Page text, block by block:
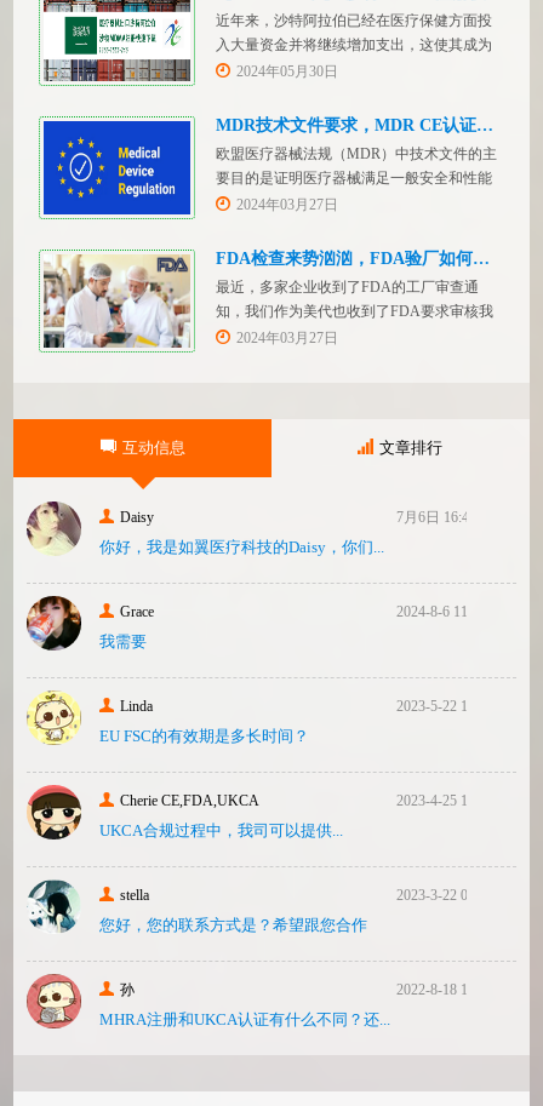
近年来，沙特阿拉伯已经在医疗保健方面投
入大量资金并将继续增加支出，这使其成为
医疗设备制造商感兴趣的市场。然而，想要
管要求，即他们必须在沙特阿拉伯获得其设
务，FDASUNGO全球合规业务版图再添新模
块。F
2024年05月30日
MDR技术文件要求，MDR CE认证办理
欧盟医疗器械法规（MDR）中技术文件的主
要目的是证明医疗器械满足一般安全和性能
要求。无论类别如何，所有医疗设备都必须
有关技术文件的要求。MDR技术文档结构：
2024年03月27日
FDA检查来势汹汹，FDA验厂如何应对？
最近，多家企业收到了FDA的工厂审查通
知，我们作为美代也收到了FDA要求审核我
们客户验厂的通知邮件。起因是2023年12
2024年03月27日
互动信息 文章排行
Daisy 7月6日 16:47
你好，我是如翼医疗科技的Daisy，你们...
Grace 2024-8-6 11:14
我需要
Linda 2023-5-22 10:43
EU FSC的有效期是多长时间？
Cherie CE,FDA,UKCA 2023-4-25 16:24
UKCA合‮过规‬程中，我司可‮提以‬供...
stella 2023-3-22 08:31
您好，您的联系方式是？希望跟您合作
孙 2022-8-18 17:47
MHRA注册和UKCA认证有什么不同？还...